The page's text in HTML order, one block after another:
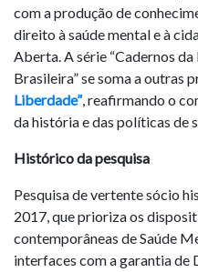
com a produção de
direito à saúde mental e à
Aberta. A série “Cadernos
Brasileira” se soma a outras
Liberdade”, reafirmando o
da história e das políticas de
Histórico da pesquisa
Pesquisa de vertente sócio
2017, que prioriza os
contemporâneas de Saúde
interfaces com a garantia